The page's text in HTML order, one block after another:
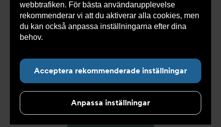
webbtrafiken. För bästa användarupplevelse
rekommenderar vi att du aktiverar alla cookies, men
du kan också anpassa inställningarna efter dina
behov.
Acceptera rekommenderade inställningar
Anpassa inställningar
Du
här:
Armatec > Produkter > Kyla > Slang >
Slang
> Slang SX AT 5745- >
Slang SX DN13 F1/2" x F3/4"
3000mm AT 5745-W32113130